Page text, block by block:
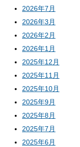
2026年7月
2026年3月
2026年2月
2026年1月
2025年12月
2025年11月
2025年10月
2025年9月
2025年8月
2025年7月
2025年6月